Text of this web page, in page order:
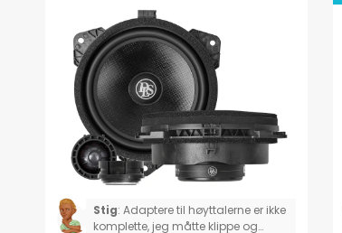
Stig: Adaptere til høyttalerne er ikke
komplette, jeg måtte klippe og